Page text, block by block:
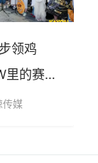
领鸡
里的赛博
着品牌
传媒